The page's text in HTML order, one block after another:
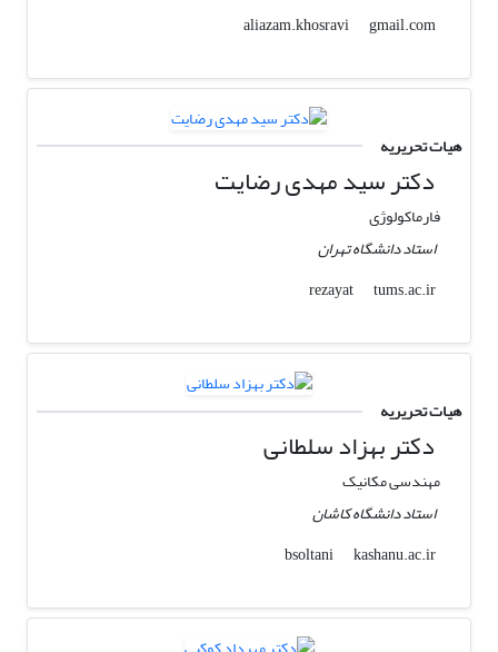
aliazam.khosravi
gmail.com
هیات تحریریه
دکتر سید مهدی رضایت
فارماکولوژی
استاد دانشگاه تهران
rezayat
tums.ac.ir
هیات تحریریه
دکتر بهزاد سلطانی
مهندسی مکانیک
استاد دانشگاه کاشان
bsoltani
kashanu.ac.ir